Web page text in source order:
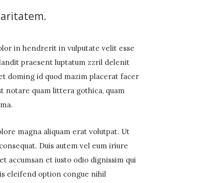
in hendrerit in vulputate velit esse
praesent luptatum zzril delenit
doming id quod mazim placerat facer
notare quam littera gothica, quam
magna aliquam erat volutpat. Ut
Duis autem vel eum iriure
accumsan et iusto odio dignissim qui
eleifend option congue nihil